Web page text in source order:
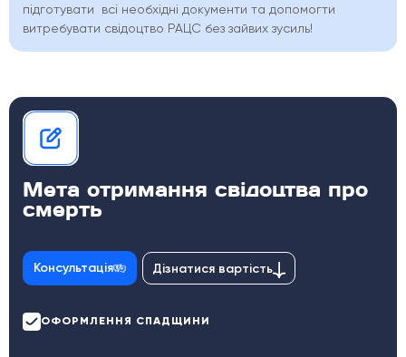
підготувати
всі необхідні документи та допомогти
витребувати свідоцтво РАЦС без зайвих зусиль!
Мета отримання свідоцтва про
смерть
Консультація Дізнатися вартість
ОФОРМЛЕННЯ СПАДЩИНИ